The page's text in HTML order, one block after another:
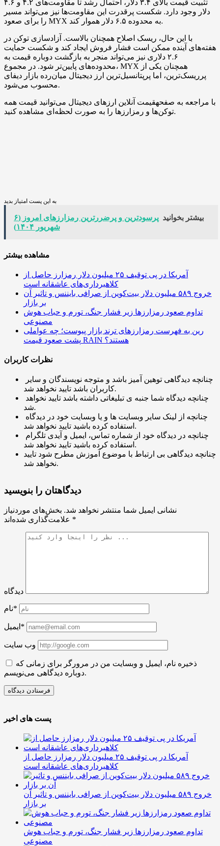
تثبیت قیمت بالای ۳.۴ دلار، احتمال رشد تا مقاومت‌های ۴.۲ و ۴.۶
دلار وجود دارد. شکست پرقدرت این مقاومت‌ها نیز می‌تواند مسیر
را برای صعود MYX به محدوده ۶.۵ دلار هموار کند.
با این حال، ریسک اصلاح همچنان بالاست. آزادسازی توکن‌ در
هفته‌های آینده ممکن است فشار فروش ایجاد کند و شکست حمایت
۲.۶ دلاری نیز می‌تواند منجر به بازگشت دوباره قیمت به
محدوده‌های پایین‌تر شود. در مجموع، MYX همچنان یکی از
پرریسک‌ترین، اما پرپتانسیل‌ترین ارز دیجیتال میان‌رده بازار دیفای
محسوب می‌شود.
با مراجعه به صفحهقیمت آنلاین ارزهای دیجیتال می‌توانید قیمت همه
توکن‌ها و رمزارزها را به صورت لحظه‌ای مشاهده کنید.
به این پست امتیاز بدید
بیشتر بخوانید
پرسودترین و پرضررترین رمزارزهای امروز (۶
شهریور ۱۴۰۴)
مشاهده بیشتر
آمریکا در پی توقیف ۲۵ میلیون دلار رمزارز حاصل از
کلاهبرداری‌های عاشقانه است
خروج ۵۸۹ میلیون دلار بیت‌کوین از صرافی بایننس و تاثیر آن
بر بازار
تداوم صعود رمزارزها زیر فشار جنگ، تورم و حباب هوش
مصنوعی
رین به فهرست رمزارزهای ترند بازار پیوست؛ چه عواملی
پشت صعود قیمت RAIN هستند؟
نظرات کاربران
کاربران باشد تایید نخواهد شد.
شد.
استفاده کرده باشید تایید نخواهد شد.
استفاده کرده باشید تایید نخواهد شد.
چنانچه دیدگاهی بی ارتباط با موضوع آموزش مطرح شود تایید
نخواهد شد.
دیدگاهتان را بنویسید
نشانی ایمیل شما منتشر نخواهد شد. بخش‌های موردنیاز
*
دیدگاه
نام*
ایمیل*
وب سایت
ذخیره نام، ایمیل و وبسایت من در مرورگر برای زمانی که
دوباره دیدگاهی می‌نویسم.
پست های اخیر
آمریکا در پی توقیف ۲۵ میلیون دلار رمزارز حاصل از
کلاهبرداری‌های عاشقانه است
خروج ۵۸۹ میلیون دلار بیت‌کوین از صرافی بایننس و تاثیر آن
بر بازار
تداوم صعود رمزارزها زیر فشار جنگ، تورم و حباب هوش
مصنوعی